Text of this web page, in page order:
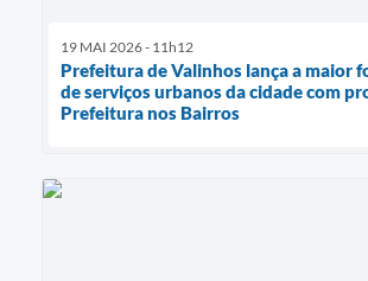
19 MAI 2026 - 11h12
Prefeitura de Valinhos lança a maior
de serviços urbanos da cidade com
Prefeitura nos Bairros